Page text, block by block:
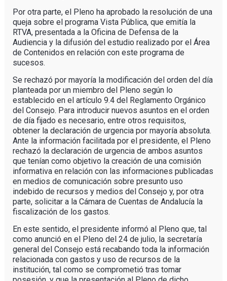
Por otra parte, el Pleno ha aprobado la resolución de una
queja sobre el programa Vista Pública, que emitía la
RTVA, presentada a la Oficina de Defensa de la
Audiencia y la difusión del estudio realizado por el Área
de Contenidos en relación con este programa de
sucesos.
Se rechazó por mayoría la modificación del orden del día
planteada por un miembro del Pleno según lo
establecido en el artículo 9.4 del Reglamento Orgánico
del Consejo. Para introducir nuevos asuntos en el orden
de día fijado es necesario, entre otros requisitos,
obtener la declaración de urgencia por mayoría absoluta.
Ante la información facilitada por el presidente, el Pleno
rechazó la declaración de urgencia de ambos asuntos
que tenían como objetivo la creación de una comisión
informativa en relación con las informaciones publicadas
en medios de comunicación sobre presunto uso
indebido de recursos y medios del Consejo y, por otra
parte, solicitar a la Cámara de Cuentas de Andalucía la
fiscalización de los gastos.
En este sentido, el presidente informó al Pleno que, tal
como anunció en el Pleno del 24 de julio, la secretaría
general del Consejo está recabando toda la información
relacionada con gastos y uso de recursos de la
institución, tal como se comprometió tras tomar